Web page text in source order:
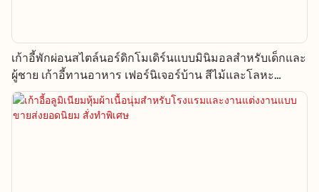
เก้าอี้พักผ่อนสไตล์นอร์ดิกโมเดิร์นแบบมินิมอลสำหรับเด็กและ
ผู้ชาย เก้าอี้ทานอาหาร เฟอร์นิเจอร์บ้าน สีไม้และโลหะ
สำหรับอพาร์ตเมนต์และห้องน้ำ